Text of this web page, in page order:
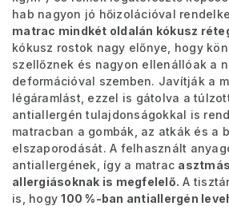
hab nagyon jó hőizolációval
matrac mindkét oldalán kókusz
kókusz rostok nagy előnye, hogy
szellőznek és nagyon ellenállóak a
deformációval szemben. Javítják a
légáramlást, ezzel is gátolva a
antiallergén tulajdonságokkal is
matracban a gombák, az atkák és a
elszaporodását. A felhasznált
antiallergének, így a matrac
allergiásoknak is megfelelő. A
is, hogy100 %-ban antiallergén